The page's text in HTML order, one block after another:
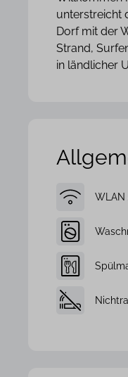
unterstreicht
Dorf mit der
Strand,
in ländlicher
WLAN